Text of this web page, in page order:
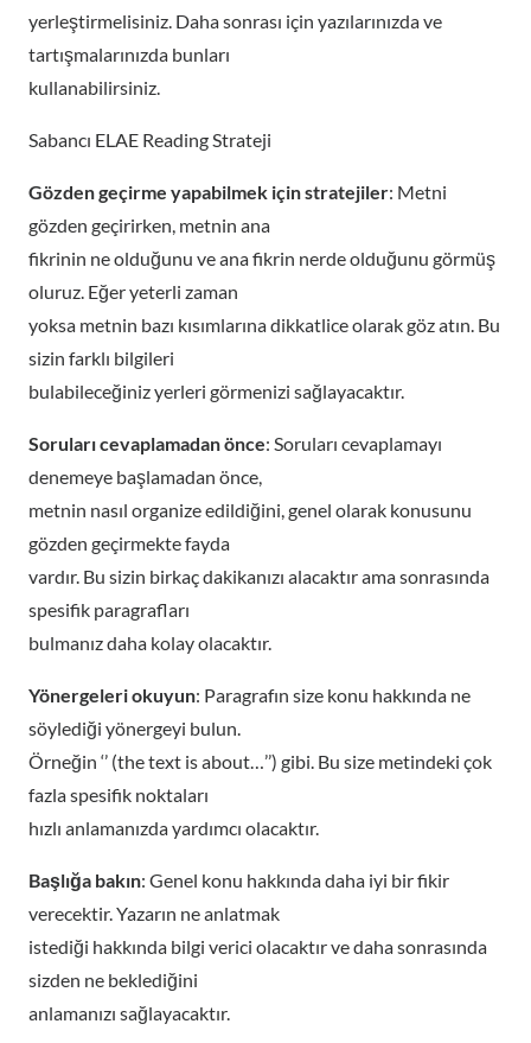
yerleştirmelisiniz. Daha sonrası için yazılarınızda ve
tartışmalarınızda bunları
kullanabilirsiniz.
Sabancı ELAE Reading Strateji
Gözden geçirme yapabilmek için stratejiler: Metni
gözden geçirirken, metnin ana
fikrinin ne olduğunu ve ana fikrin nerde olduğunu görmüş
oluruz. Eğer yeterli zaman
yoksa metnin bazı kısımlarına dikkatlice olarak göz atın. Bu
sizin farklı bilgileri
bulabileceğiniz yerleri görmenizi sağlayacaktır.
Soruları cevaplamadan önce: Soruları cevaplamayı
denemeye başlamadan önce,
metnin nasıl organize edildiğini, genel olarak konusunu
gözden geçirmekte fayda
vardır. Bu sizin birkaç dakikanızı alacaktır ama sonrasında
spesifik paragrafları
bulmanız daha kolay olacaktır.
Yönergeleri okuyun: Paragrafın size konu hakkında ne
söylediği yönergeyi bulun.
Örneğin ‘’ (the text is about…’’) gibi. Bu size metindeki çok
fazla spesifik noktaları
hızlı anlamanızda yardımcı olacaktır.
Başlığa bakın: Genel konu hakkında daha iyi bir fikir
verecektir. Yazarın ne anlatmak
istediği hakkında bilgi verici olacaktır ve daha sonrasında
sizden ne beklediğini
anlamanızı sağlayacaktır.